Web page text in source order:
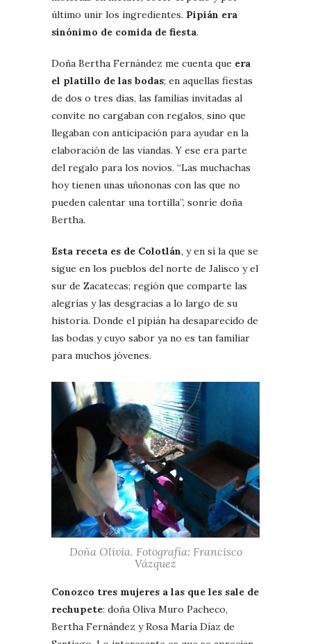
último unir los ingredientes. Pipián era
sinónimo de comida de fiesta.
Doña Bertha Fernández me cuenta que era
el platillo de las bodas; en aquellas fiestas
de dos o tres días, las familias invitadas al
convite no cargaban con regalos, sino que
llegaban con anticipación para ayudar en la
elaboración de las viandas. Y ese era parte
del regalo para los novios. “Las muchachas
hoy tienen unas uñononas con las que no
pueden calentar una tortilla”, sonríe doña
Bertha.
Esta receta es de Colotlán, y en sí la que se
sigue en los pueblos del norte de Jalisco y el
sur de Zacatecas; región que comparte las
alegrías y las desgracias a lo largo de su
historia. Donde el pipián ha desaparecido de
las bodas y cuyo sabor ya no es tan familiar
para muchos jóvenes.
Doña Olivia. Fotografía: Francisco
Vázquez
Conozco tres mujeres a las que les sale de
rechupete: doña Oliva Muro Pacheco,
Bertha Fernández y Rosa María Díaz de